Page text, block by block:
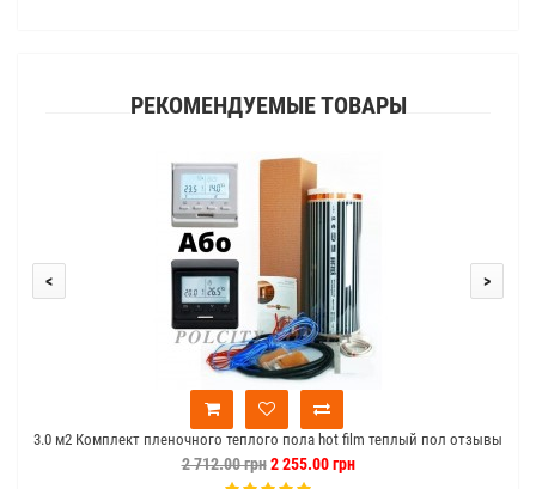
РЕКОМЕНДУЕМЫЕ ТОВАРЫ
3.0 м2 Комплект пленочного теплого пола hot film теплый пол отзывы
2 712.00 грн2 255.00 грн
< >